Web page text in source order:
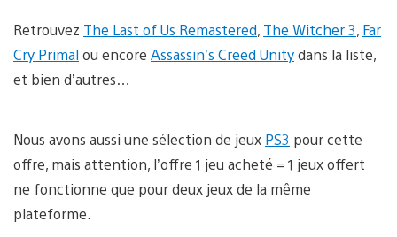
Retrouvez The Last of Us Remastered, The Witcher 3, Far
Cry Primalou encore Assassin’s Creed Unitydans la liste,
et bien d’autres…
Nous avons aussi une sélection de jeux PS3 pour cette
offre, mais attention, l’offre 1 jeu acheté = 1 jeux offert
ne fonctionne que pour deux jeux de la même
plateforme.